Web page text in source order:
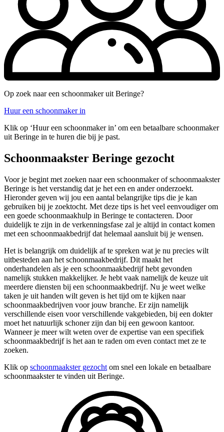
Op zoek naar een schoonmaker uit Beringe?
Huur een schoonmaker in
Klik op ‘Huur een schoonmaker in’ om een betaalbare schoonmaker
uit Beringe in te huren die bij je past.
Schoonmaakster Beringe gezocht
Voor je begint met zoeken naar een schoonmaker of schoonmaakster
Beringe is het verstandig dat je het een en ander onderzoekt.
Hieronder geven wij jou een aantal belangrijke tips die je kan
gebruiken bij je zoektocht. Met deze tips is het veel eenvoudiger om
een goede schoonmaakhulp in Beringe te contacteren. Door
duidelijk te zijn in de verkenningsfase zal je altijd in contact komen
met een schoonmaakbedrijf dat helemaal aansluit bij je wensen.
Het is belangrijk om duidelijk af te spreken wat je nu precies wilt
uitbesteden aan het schoonmaakbedrijf. Dit maakt het
onderhandelen als je een schoonmaakbedrijf hebt gevonden
namelijk stukken makkelijker. Je hebt vaak namelijk de keuze uit
meerdere diensten bij een schoonmaakbedrijf. Nu je weet welke
taken je uit handen wilt geven is het tijd om te kijken naar
schoonmaakbedrijven voor jouw branche. Er zijn namelijk
verschillende eisen voor verschillende vakgebieden, bij een dokter
moet het natuurlijk schoner zijn dan bij een gewoon kantoor.
Wanneer je meer wilt weten over de expertise van een specifiek
schoonmaakbedrijf is het aan te raden om even contact met ze te
zoeken.
Klik op schoonmaakster gezocht om snel een lokale en betaalbare
schoonmaakster te vinden uit Beringe.